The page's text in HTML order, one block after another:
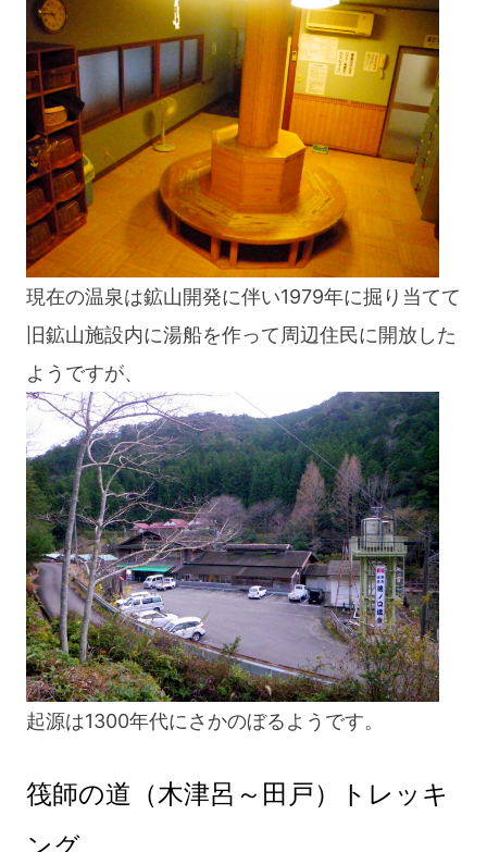
現在の温泉は鉱山開発に伴い1979年に掘り当てて
旧鉱山施設内に湯船を作って周辺住民に開放した
ようですが、
起源は1300年代にさかのぼるようです。
筏師の道（木津呂～田戸）トレッキ